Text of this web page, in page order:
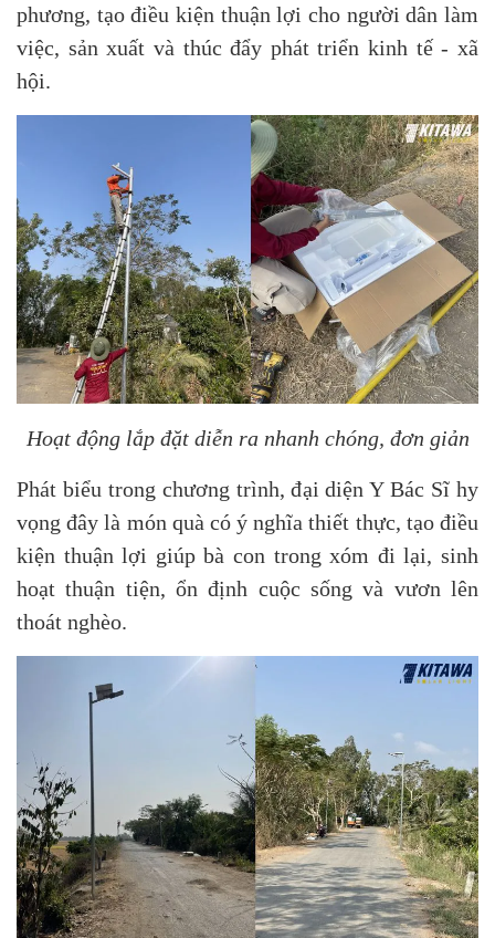
phương, tạo điều kiện thuận lợi cho người dân làm
việc, sản xuất và thúc đẩy phát triển kinh tế - xã
hội.
Hoạt động lắp đặt diễn ra nhanh chóng, đơn giản
Phát biểu trong chương trình, đại diện Y Bác Sĩ hy
vọng đây là món quà có ý nghĩa thiết thực, tạo điều
kiện thuận lợi giúp bà con trong xóm đi lại, sinh
hoạt thuận tiện, ổn định cuộc sống và vươn lên
thoát nghèo.